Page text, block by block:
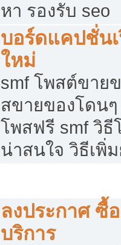
หา รองรับ seo
บอร์ดแคปชั่น
ใหม่
smf โพสต์ขาย
สขายของโดน
โพสฟรี smf วิธี
น่าสนใจ วิธีเพิ่
ลงประกาศ ซื้
บริการ